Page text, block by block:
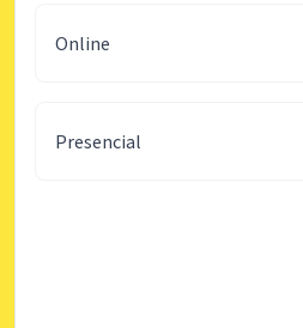
Online
Presencial